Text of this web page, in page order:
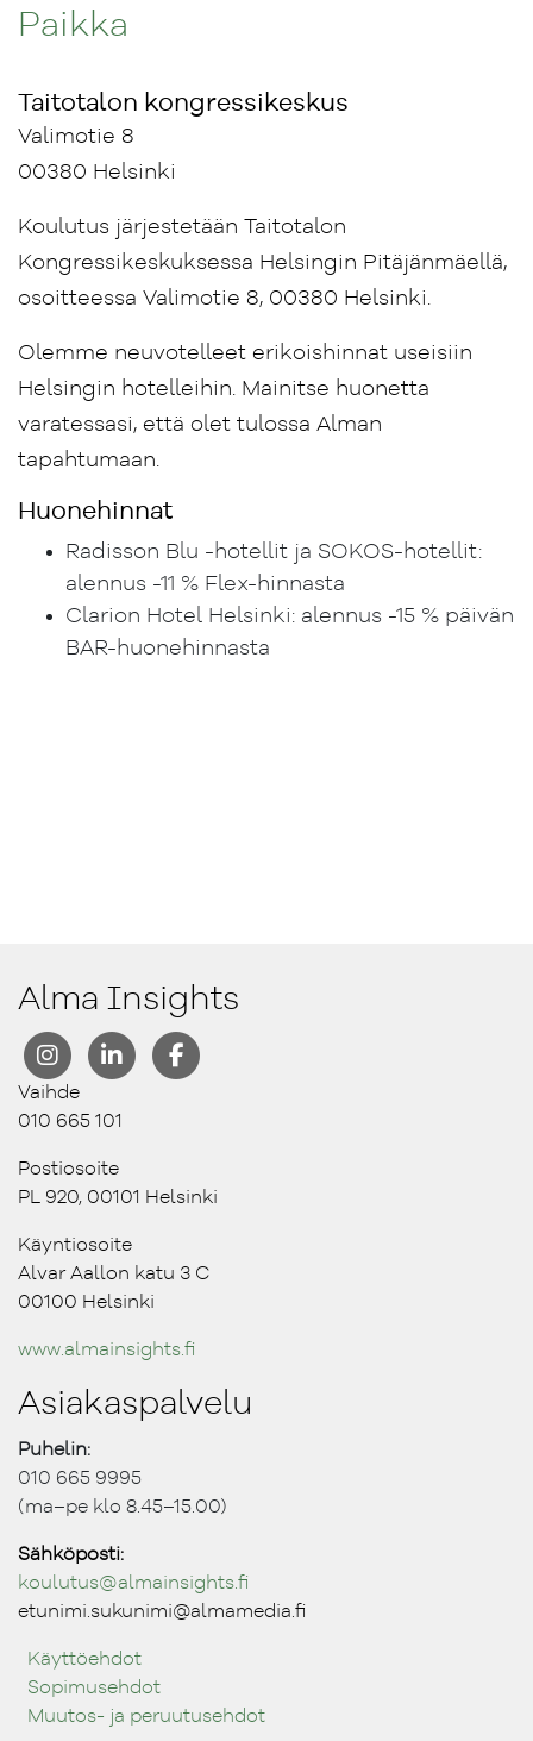
Paikka
Taitotalon kongressikeskus
Valimotie 8
00380 Helsinki
Koulutus järjestetään Taitotalon
Kongressikeskuksessa Helsingin Pitäjänmäellä,
osoitteessa Valimotie 8, 00380 Helsinki.
Olemme neuvotelleet erikoishinnat useisiin
Helsingin hotelleihin. Mainitse huonetta
varatessasi, että olet tulossa Alman
tapahtumaan.
Huonehinnat
Radisson Blu -hotellit ja SOKOS-hotellit:
alennus -11 % Flex-hinnasta
Clarion Hotel Helsinki: alennus -15 % päivän
BAR-huonehinnasta
Alma Insights
Vaihde
010 665 101
Postiosoite
PL 920, 00101 Helsinki
Käyntiosoite
Alvar Aallon katu 3 C
00100 Helsinki
www.almainsights.fi
Asiakaspalvelu
Puhelin:
010 665 9995
(ma–pe klo 8.45–15.00)
Sähköposti:
koulutus@ almainsights.fi
etunimi.sukunimi@almamedia.fi
Käyttöehdot
Sopimusehdot
Muutos- ja peruutusehdot